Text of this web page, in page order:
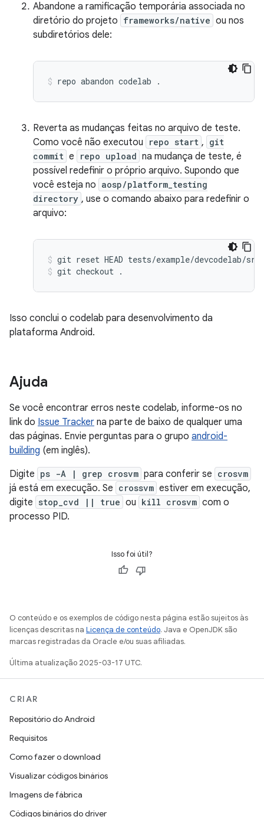
Abandone a ramificação temporária associada no
diretório do projeto frameworks/native ou nos
subdiretórios dele:
repo abandon codelab .
Reverta as mudanças feitas no arquivo de teste.
Como você não executou
repo start , git
commit e repo upload na mudança de teste, é
possível redefinir o próprio arquivo. Supondo que
você esteja no aosp/platform_testing
directory , use o comando abaixo para redefinir o
arquivo:
git reset HEAD tests/example/devcodelab/
git checkout .
Isso conclui o codelab para desenvolvimento da
plataforma Android.
Ajuda
Se você encontrar erros neste codelab, informe-os no
link do Issue Tracker na parte de baixo de qualquer uma
das páginas. Envie perguntas para o grupo android-
building (em inglês).
Digite ps -A | grep crosvm para conferir se crosvm
já está em execução. Se crossvm estiver em execução,
digite stop_cvd || true ou kill crosvm com o
processo PID.
Isso foi útil?
O conteúdo e os exemplos de código nesta página estão sujeitos às
licenças descritas na Licença de conteúdo. Java e OpenJDK são
marcas registradas da Oracle e/ou suas afiliadas.
Última atualização 2025-03-17 UTC.
CRIAR
Repositório do Android
Requisitos
Como fazer o download
Visualizar códigos binários
Imagens de fábrica
Códigos binários do driver